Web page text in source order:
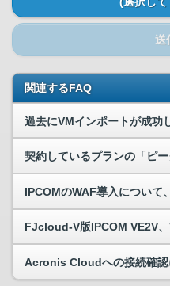
送
関連するFAQ
Acronis Cloudへの接続確認